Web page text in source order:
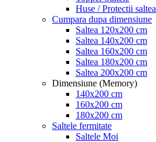
Huse / Protectii saltea
Cumpara dupa dimensiune
Saltea 120x200 cm
Saltea 140x200 cm
Saltea 160x200 cm
Saltea 180x200 cm
Saltea 200x200 cm
Dimensiune (Memory)
140x200 cm
160x200 cm
180x200 cm
Saltele fermitate
Saltele Moi